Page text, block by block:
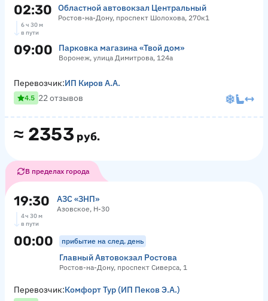
02:30 Областной автовокзал Центральный
Ростов-на-Дону, проспект Шолохова, 270к1
6 ч 30 м
в пути
09:00 Парковка магазина «Твой дом»
Воронеж, улица Димитрова, 124а
≈ 2353 руб.
Перевозчик:ИП Киров А.А.
4.5 22 отзывов
В пределах города
19:30 АЗС «ЗНП»
Азовское, Н-30
4 ч 30 м
в пути
00:00 прибытие на след. день
Главный Автовокзал Ростова
Ростов-на-Дону, проспект Сиверса, 1
Перевозчик:Комфорт Тур (ИП Пеков Э.А.)